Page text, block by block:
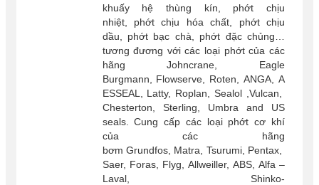
khuấy hệ thùng kín, phớt chịu
nhiệt, phớt chịu hóa chất, phớt chịu
dầu, phớt bạc chà, phớt đặc chủng…
tương đương với các loại phớt của các
hãng Johncrane, Eagle
Burgmann, Flowserve, Roten, ANGA, A
ESSEAL, Latty, Roplan, Sealol ,Vulcan,
Chesterton, Sterling, Umbra and US
seals. Cung cấp các loại phớt cơ khí
của các hãng
bơm Grundfos, Matra, Tsurumi, Pentax,
Saer, Foras, Flyg, Allweiller, ABS, Alfa –
Laval, Shinko-